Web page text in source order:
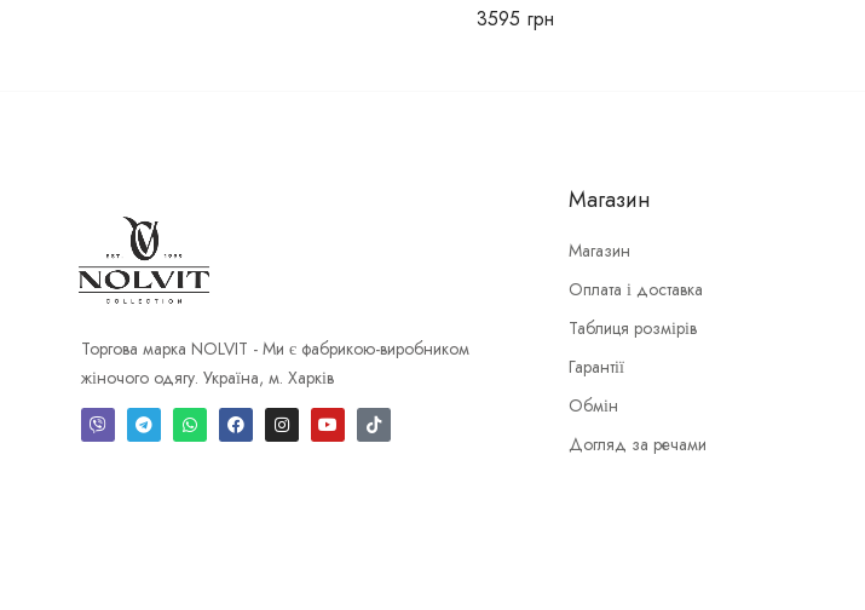
3595 грн
Торгова марка NOLVIT - Ми є фабрикою-виробником
жіночого одягу. Україна, м. Харків
Магазин
Магазин
Оплата і доставка
Таблиця розмірів
Гарантії
Обмін
Догляд за речами